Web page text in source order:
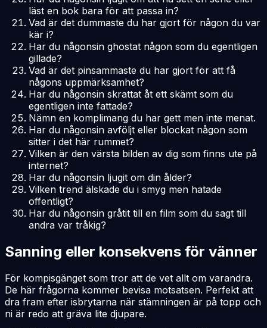
läst en bok bara för att passa in?
Vad är det dummaste du har gjort för någon du var
kär i?
Har du någonsin ghostat någon som du egentligen
gillade?
Vad är det pinsammaste du har gjort för att få
någons uppmärksamhet?
Har du någonsin skrattat åt ett skämt som du
egentligen inte fattade?
Nämn en komplimang du har gett men inte menat.
Har du någonsin avföljt eller blockat någon som
sitter i det här rummet?
Vilken är den värsta bilden av dig som finns ute på
internet?
Har du någonsin ljugit om din ålder?
Vilken trend älskade du i smyg men hatade
offentligt?
Har du någonsin gråtit till en film som du sagt till
andra var tråkig?
Sanning eller konsekvens för vänner
För kompisgänget som tror att de vet allt om varandra.
De här frågorna kommer bevisa motsatsen. Perfekt att
dra fram efter isbrytarna när stämningen är på topp och
ni är redo att gräva lite djupare.